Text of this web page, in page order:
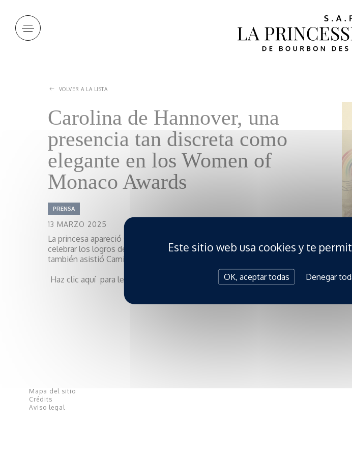
VOLVER A LA LISTA
Carolina de Hannover, una
presencia tan discreta como
elegante en los Women of
Monaco Awards
PRENSA
13 MARZO 2025
La princesa apareció sumamente elegante en este evento, dedicado a
celebrar los logros de las mujeres del Principado. Un encuentro al que
también asistió Camilla, la duquesa de Castro.
Haz clic aquí para leer el artículo (Point de Vue)
Mapa del sitio
Crédits
Aviso legal
Este sitio web usa cookies y te
OK, aceptar todas Denegar